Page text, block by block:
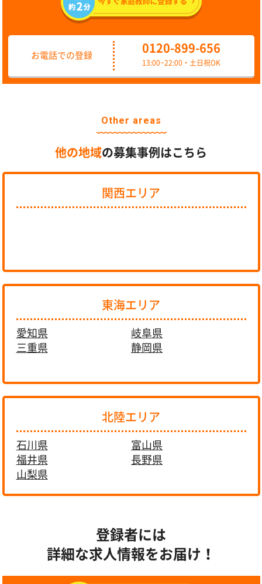
お電話での登録
0120-899-656
13:00~22:00・土日祝OK
Other areas
他の地域の募集事例はこちら
関西エリア
東海エリア
愛知県
岐阜県
三重県
静岡県
北陸エリア
石川県
富山県
福井県
長野県
山梨県
登録者には
詳細な求人情報をお届け！